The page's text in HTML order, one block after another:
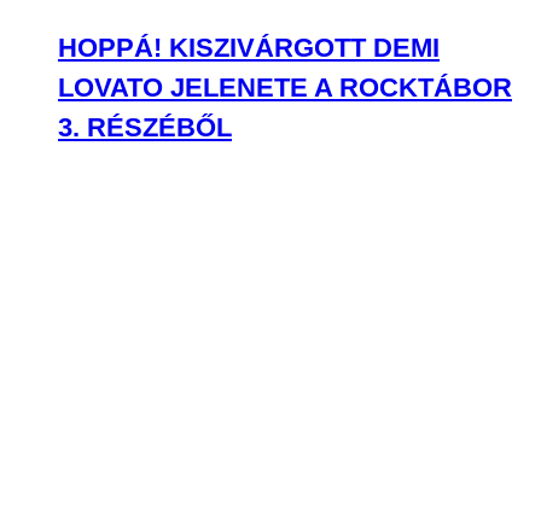
HOPPÁ! KISZIVÁRGOTT DEMI
LOVATO JELENETE A ROCKTÁBOR
3. RÉSZÉBŐL